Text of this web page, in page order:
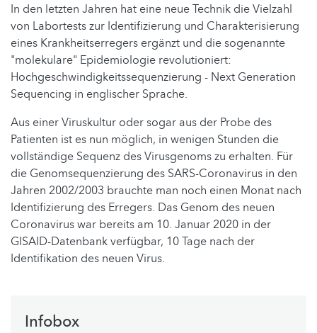
In den letzten Jahren hat eine neue Technik die Vielzahl
von Labortests zur Identifizierung und Charakterisierung
eines Krankheitserregers ergänzt und die sogenannte
"molekulare" Epidemiologie revolutioniert:
Hochgeschwindigkeitssequenzierung - Next Generation
Sequencing in englischer Sprache.
Aus einer Viruskultur oder sogar aus der Probe des
Patienten ist es nun möglich, in wenigen Stunden die
vollständige Sequenz des Virusgenoms zu erhalten. Für
die Genomsequenzierung des SARS-Coronavirus in den
Jahren 2002/2003 brauchte man noch einen Monat nach
Identifizierung des Erregers. Das Genom des neuen
Coronavirus war bereits am 10. Januar 2020 in der
GISAID-Datenbank verfügbar, 10 Tage nach der
Identifikation des neuen Virus.
Infobox